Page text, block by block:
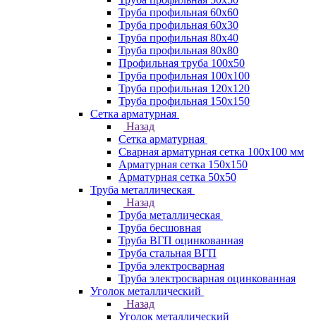
Труба профильная 60x60
Труба профильная 60х30
Труба профильная 80х40
Труба профильная 80х80
Профильная труба 100х50
Труба профильная 100х100
Труба профильная 120х120
Труба профильная 150х150
Сетка арматурная
Назад
Сетка арматурная
Сварная арматурная сетка 100х100 мм
Арматурная сетка 150х150
Арматурная сетка 50х50
Труба металлическая
Назад
Труба металлическая
Труба бесшовная
Труба ВГП оцинкованная
Труба стальная ВГП
Труба электросварная
Труба электросварная оцинкованная
Уголок металлический
Назад
Уголок металлический